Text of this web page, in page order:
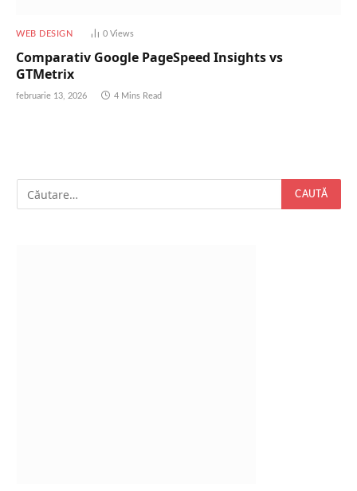
WEB DESIGN 0 Views
Comparativ Google PageSpeed Insights vs
GTMetrix
februarie 13, 2026 4 Mins Read